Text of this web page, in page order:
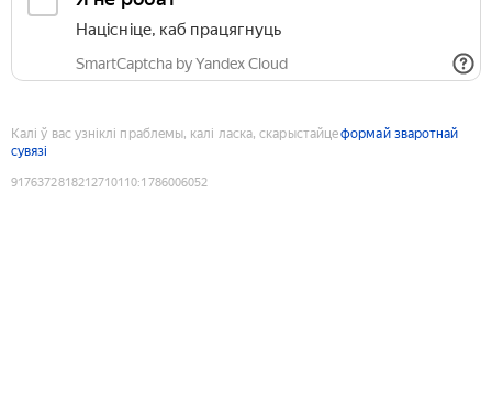
Націсніце, каб працягнуць
SmartCaptcha by Yandex Cloud
Калі ў вас узніклі праблемы, калі ласка, скарыстайцеформай зваротнай
сувязі
9176372818212710110:1786006052